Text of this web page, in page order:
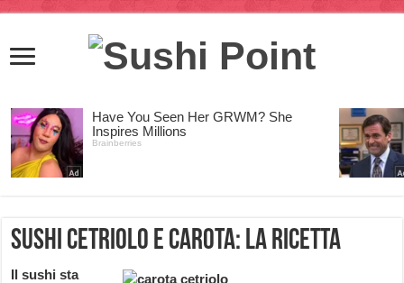
Sushi cetriolo e carota: la ricetta
Il sushi sta